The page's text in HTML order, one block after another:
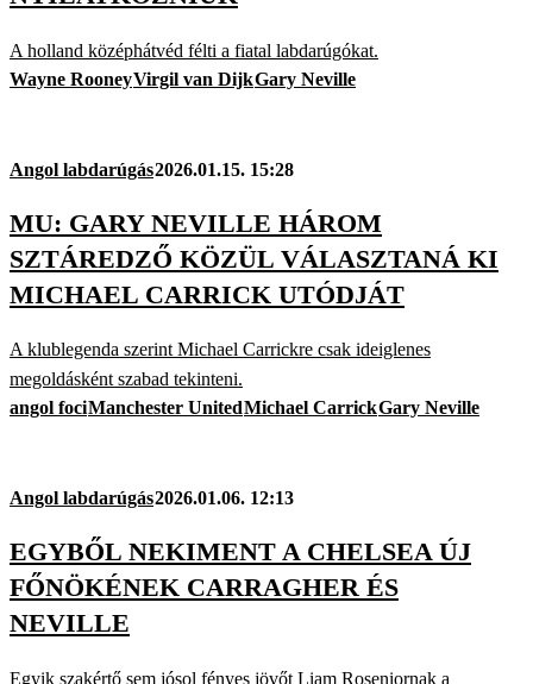
A holland középhátvéd félti a fiatal labdarúgókat.
Wayne RooneyVirgil van DijkGary Neville
Angol labdarúgás2026.01.15. 15:28
MU: GARY NEVILLE HÁROM
SZTÁREDZŐ KÖZÜL VÁLASZTANÁ KI
MICHAEL CARRICK UTÓDJÁT
A klublegenda szerint Michael Carrickre csak ideiglenes
megoldásként szabad tekinteni.
angol fociManchester UnitedMichael CarrickGary Neville
Angol labdarúgás2026.01.06. 12:13
EGYBŐL NEKIMENT A CHELSEA ÚJ
FŐNÖKÉNEK CARRAGHER ÉS
NEVILLE
Egyik szakértő sem jósol fényes jövőt Liam Roseniornak a